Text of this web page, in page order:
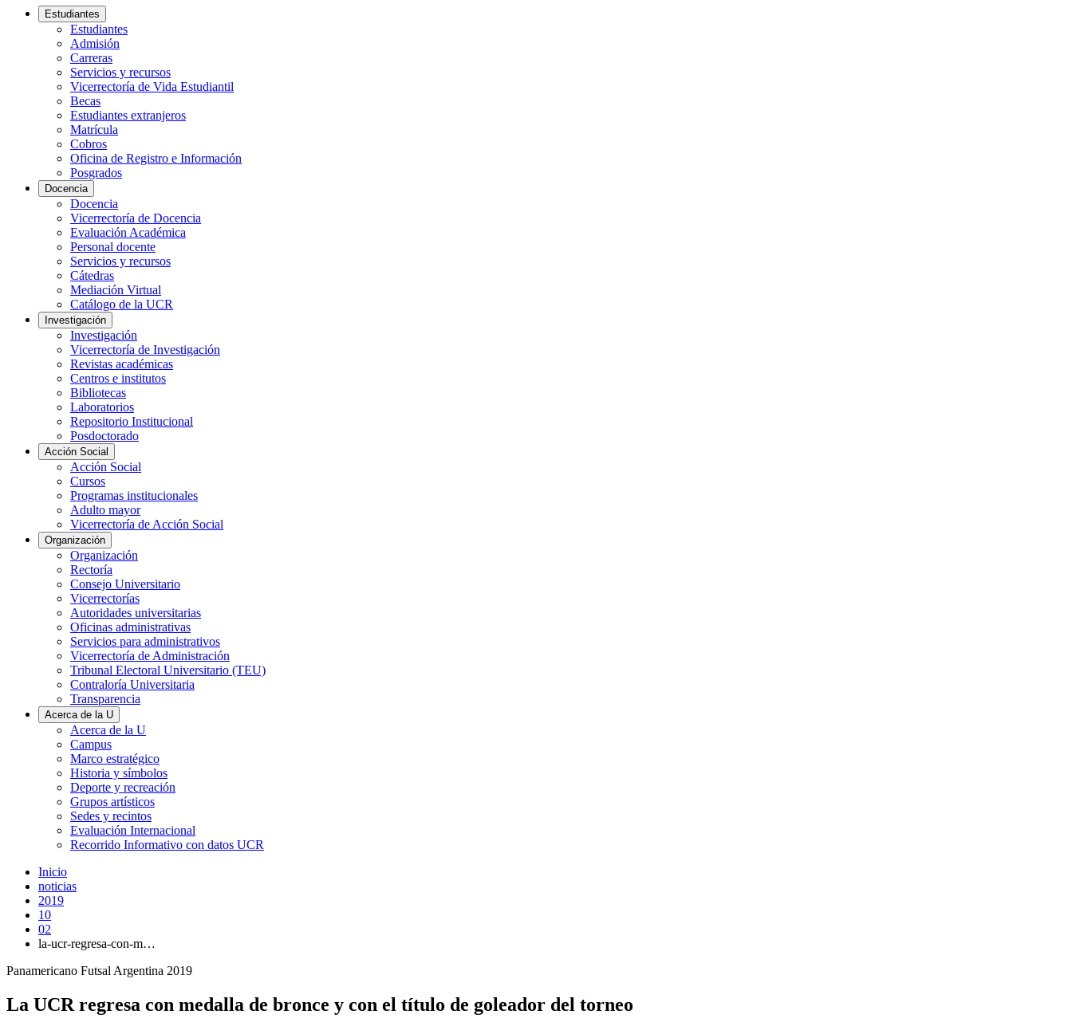
Estudiantes
Estudiantes
Admisión
Carreras
Servicios y recursos
Vicerrectoría de Vida Estudiantil
Becas
Estudiantes extranjeros
Matrícula
Cobros
Oficina de Registro e Información
Posgrados
Docencia
Docencia
Vicerrectoría de Docencia
Evaluación Académica
Personal docente
Servicios y recursos
Cátedras
Mediación Virtual
Catálogo de la UCR
Investigación
Investigación
Vicerrectoría de Investigación
Revistas académicas
Centros e institutos
Bibliotecas
Laboratorios
Repositorio Institucional
Posdoctorado
Acción Social
Acción Social
Cursos
Programas institucionales
Adulto mayor
Vicerrectoría de Acción Social
Organización
Organización
Rectoría
Consejo Universitario
Vicerrectorías
Autoridades universitarias
Oficinas administrativas
Servicios para administrativos
Vicerrectoría de Administración
Tribunal Electoral Universitario (TEU)
Contraloría Universitaria
Transparencia
Acerca de la U
Acerca de la U
Campus
Marco estratégico
Historia y símbolos
Deporte y recreación
Grupos artísticos
Sedes y recintos
Evaluación Internacional
Recorrido Informativo con datos UCR
Inicio
noticias
2019
10
02
la-ucr-regresa-con-m…
Panamericano Futsal Argentina 2019
La UCR regresa con medalla de bronce y con el título de goleador del torneo